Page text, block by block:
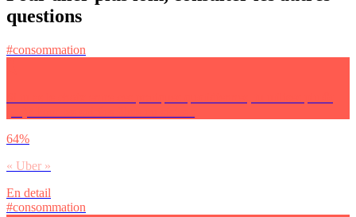
questions
#consommation
64%
« Uber »
En detail
#consommation